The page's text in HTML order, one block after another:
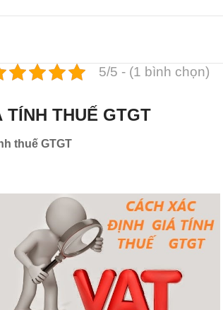
5/5 - (1 bình chọn)
THUẾ GTGT
thuế GTGT